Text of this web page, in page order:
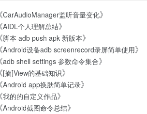
《CarAudioManager监听音量变化》
《AIDL个人理解总结》
《脚本 adb push apk 新版本》
《Android设备adb screenrecord录屏简单使用》
《adb shell settings 参数命令集合》
《[摘]View的基础知识》
《Android app换肤简单记录》
《我的的自定义作品》
《Android截图命令总结》